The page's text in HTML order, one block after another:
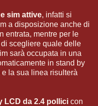
sim attive, infatti si
a disposizione anche di
entrata, mentre per le
scegliere quale delle
sarà occupata in una
in stand by
la sua linea risulterà
LCD da 2.4 pollici con